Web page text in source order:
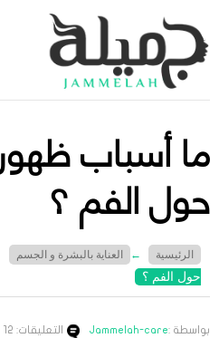
ما أسباب ظهور
حول الفم ؟
الرئيسية ← العناية بالبشرة و الجسم
حول الفم ؟
بواسطة :Jammelah-care التعليقات: 12